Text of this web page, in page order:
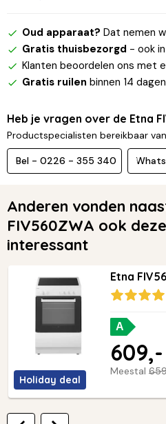
Oud apparaat? Dat nemen
Gratis thuisbezorgd - ook
Klanten beoordelen ons met
Gratis ruilen binnen 14 dagen
Heb je vragen over de Etna
Productspecialisten bereikbaar
Bel - 0226 - 355 340
Anderen vonden
FIV560ZWA ook
interessant
Holiday deal
Etna
A
Meestal
609,-